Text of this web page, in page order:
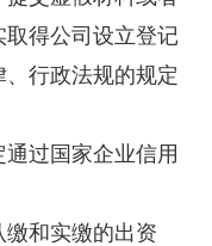
得公司设立登记
行政法规的规定
过国家企业信用
和实缴的出资